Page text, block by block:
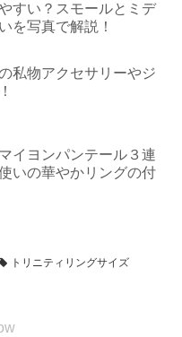
すい？スモールとミデ
を写真で解説！
私物アクセサリーやジ
イヨンパンテール３連
いの華やかリングの付
トリニティリングサイズ